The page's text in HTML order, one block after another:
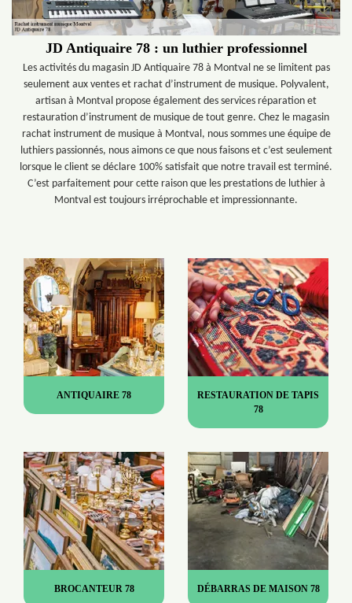
JD Antiquaire 78 : un luthier professionnel
Les activités du magasin JD Antiquaire 78 à Montval ne se limitent pas
seulement aux ventes et rachat d’instrument de musique. Polyvalent,
artisan à Montval propose également des services réparation et
restauration d’instrument de musique de tout genre. Chez le magasin
rachat instrument de musique à Montval, nous sommes une équipe de
luthiers passionnés, nous aimons ce que nous faisons et c’est seulement
lorsque le client se déclare 100% satisfait que notre travail est terminé.
C’est parfaitement pour cette raison que les prestations de luthier à
Montval est toujours irréprochable et impressionnante.
ANTIQUAIRE 78
RESTAURATION DE TAPIS
78
BROCANTEUR 78 DÉBARRAS DE MAISON 78